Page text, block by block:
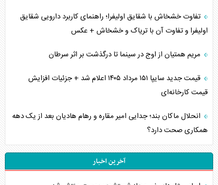
تفاوت خشخاش با شقایق اولیفرا؛ راهنمای کاربرد دارویی شقایق
اولیفرا و تفاوت آن با تریاک و خشخاش + عکس
مریم همتیان از اوج در سینما تا درگذشت بر اثر سرطان
قیمت جدید سایپا ۱۵۱ مرداد ۱۴۰۵ اعلام شد + جزئیات افزایش
قیمت کارخانه‌ای
انحلال ماکان بند؛ جدایی امیر مقاره و رهام هادیان بعد از یک دهه
همکاری صحت دارد؟
آخرین اخبار